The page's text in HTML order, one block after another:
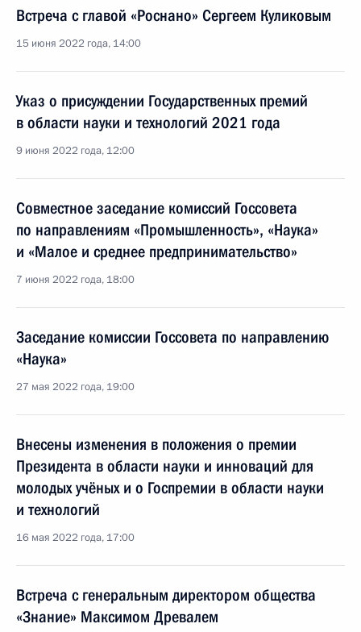
Встреча с главой «Роснано» Сергеем Куликовым
15 июня 2022 года, 14:00
Указ о присуждении Государственных премий
в области науки и технологий 2021 года
9 июня 2022 года, 12:00
Cовместное заседание комиссий Госcовета
по направлениям «Промышленность», «Наука»
и «Малое и среднее предпринимательство»
7 июня 2022 года, 18:00
Заседание комиссии Госсовета по направлению
«Наука»
27 мая 2022 года, 19:00
Внесены изменения в положения о премии
Президента в области науки и инноваций для
молодых учёных и о Госпремии в области науки
и технологий
16 мая 2022 года, 17:00
Встреча с генеральным директором общества
«Знание» Максимом Древалем